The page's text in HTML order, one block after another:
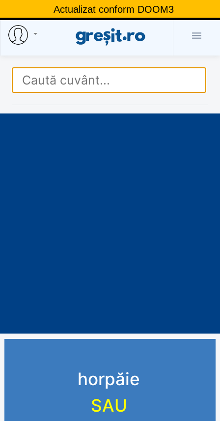
Actualizat conform DOOM3

horpăie
SAU